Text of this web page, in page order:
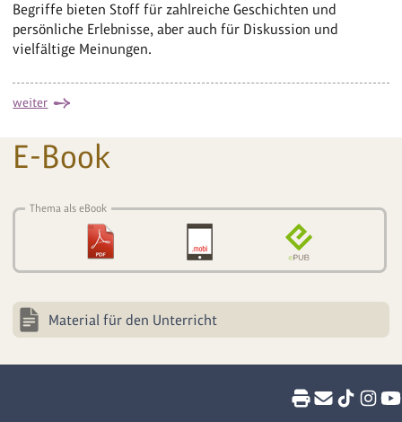
Begriffe bieten Stoff für zahlreiche Geschichten und
persönliche Erlebnisse, aber auch für Diskussion und
vielfältige Meinungen.
weiter
E-Book
Thema als eBook
Material für den Unterricht